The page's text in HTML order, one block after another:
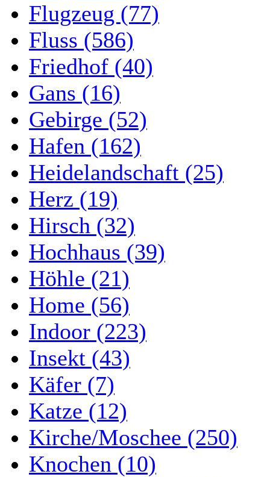
Flugzeug (77)
Fluss (586)
Friedhof (40)
Gans (16)
Gebirge (52)
Hafen (162)
Heidelandschaft (25)
Herz (19)
Hirsch (32)
Hochhaus (39)
Höhle (21)
Home (56)
Indoor (223)
Insekt (43)
Käfer (7)
Katze (12)
Kirche/Moschee (250)
Knochen (10)